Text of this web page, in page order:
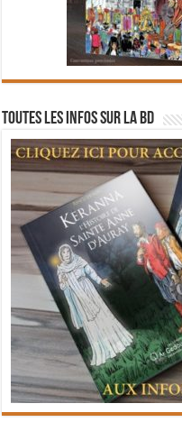
Toutes les infos sur la BD